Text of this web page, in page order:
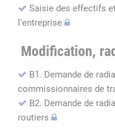
Saisie des effectifs
l'entreprise
Modification,
B1. Demande de
commissionnaires de
B2. Demande de
routiers